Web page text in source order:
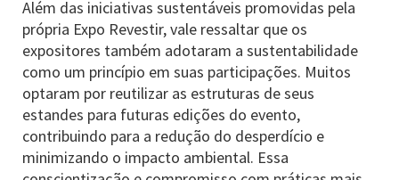
Além das iniciativas sustentáveis promovidas pela
própria Expo Revestir, vale ressaltar que os
expositores também adotaram a sustentabilidade
como um princípio em suas participações. Muitos
optaram por reutilizar as estruturas de seus
estandes para futuras edições do evento,
contribuindo para a redução do desperdício e
minimizando o impacto ambiental. Essa